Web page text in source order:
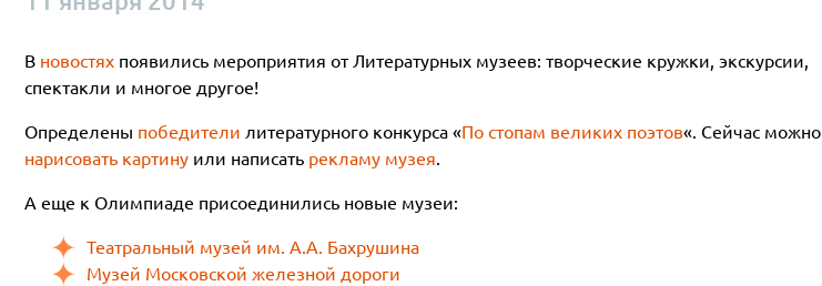
В новостях появились мероприятия от Литературных музеев: творческие кружки, экскурсии,
спектакли и многое другое!
Определены победители литературного конкурса «По стопам великих поэтов«. Сейчас можно
нарисовать картину или написать рекламу музея
А еще к Олимпиаде присоединились новые музеи:
Театральный музей им. А.А. Бахрушина
Музей Московской железной дороги